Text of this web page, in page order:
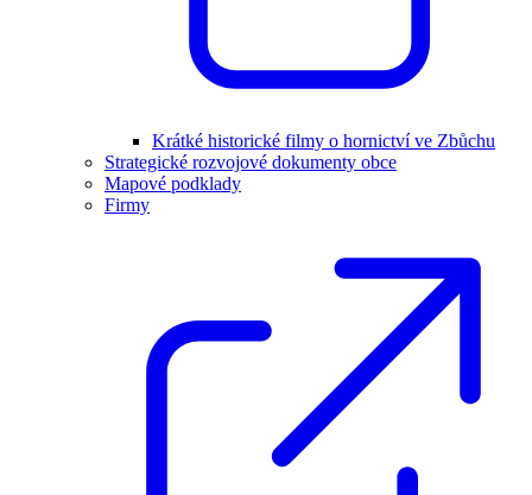
Krátké historické filmy o hornictví ve Zbůchu
Strategické rozvojové dokumenty obce
Mapové podklady
Firmy